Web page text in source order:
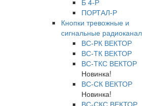
Б 4-Р
ПОРТАЛ-Р
Кнопки тревожные и
сигнальные
ВС-РК ВЕКТОР
ВС-ТК ВЕКТОР
ВС-ТКС ВЕКТОР
Новинка!
ВС-СК ВЕКТОР
Новинка!